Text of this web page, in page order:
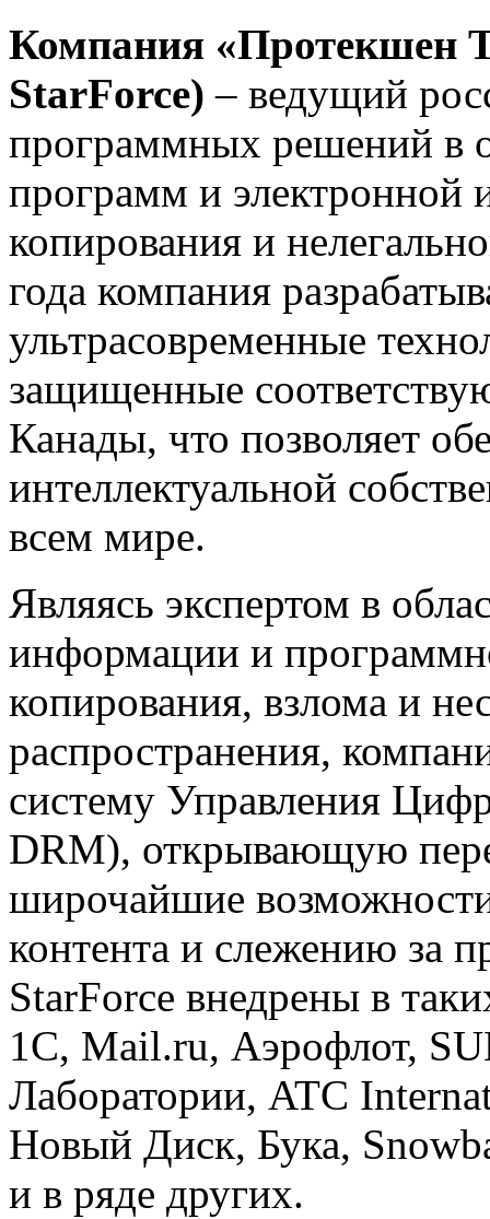
Компания «Протекшен
StarForce) – ведущий
программных решений в
программ и электронной
копирования и
года компания
ультрасовременные
защищенные
Канады, что позволяет
интеллектуальной
всем мире.
Являясь экспертом в
информации и
копирования, взлома и
распространения,
систему Управления
DRM), открывающую
широчайшие
контента и слежению за
StarForce внедрены в
1С, Mail.ru, Аэрофлот,
Лаборатории, ATC
Новый Диск, Бука,
и в ряде других.